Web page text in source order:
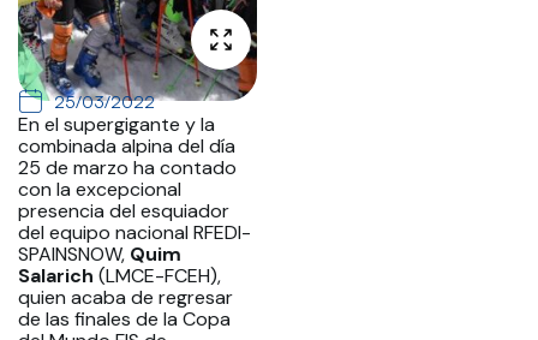
25/03/2022
En el supergigante y la
combinada alpina del día
25 de marzo ha contado
con la excepcional
presencia del esquiador
del equipo nacional RFEDI-
SPAINSNOW, Quim
Salarich (LMCE-FCEH),
quien acaba de regresar
de las finales de la Copa